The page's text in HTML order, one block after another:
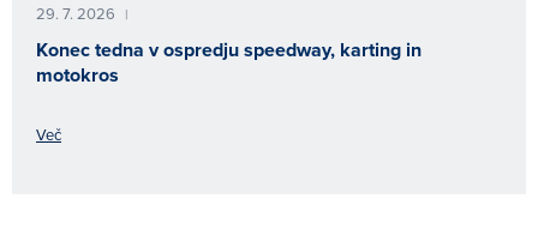
29. 7. 2026 |
Konec tedna v ospredju speedway, karting in
motokros
Več